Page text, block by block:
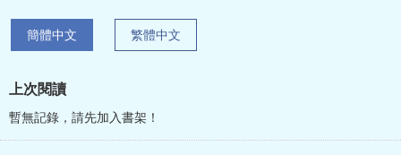
簡體中文 繁體中文
上次閱讀
暫無記錄，請先加入書架！